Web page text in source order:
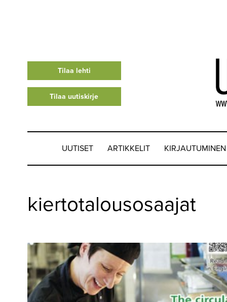
Tilaa lehti
Tilaa uutiskirje
UUTISET ARTIKKELIT KIRJAUTUMINEN
ARTIKKELIT
ARKISTO
TILAUSASIAT
kiertotalousosaajat